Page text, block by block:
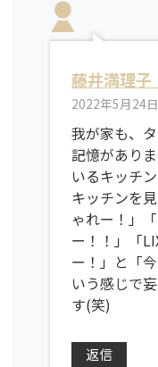
藤井満理子
2022年5月24
我が家も、
記憶があり
いるキッチ
キッチンを
ゃれー！」
ー！！」「
ー！」と「
いう感じで
す(笑)
返信